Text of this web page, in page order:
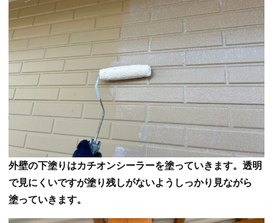
外壁の下塗りはカチオンシーラーを塗っていきます。透明
で見にくいですが塗り残しがないようしっかり見ながら
塗っていきます。